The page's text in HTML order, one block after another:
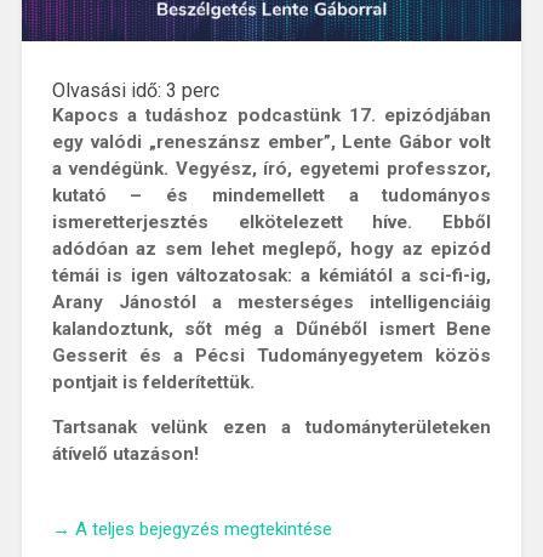
Olvasási idő: 3 perc
Kapocs a tudáshoz podcastünk 17. epizódjában
egy valódi „reneszánsz ember”, Lente Gábor volt
a vendégünk. Vegyész, író, egyetemi professzor,
kutató – és mindemellett a tudományos
ismeretterjesztés elkötelezett híve. Ebből
adódóan az sem lehet meglepő, hogy az epizód
témái is igen változatosak: a kémiától a sci-fi-ig,
Arany Jánostól a mesterséges intelligenciáig
kalandoztunk, sőt még a Dűnéből ismert Bene
Gesserit és a Pécsi Tudományegyetem közös
pontjait is felderítettük.
Tartsanak velünk ezen a tudományterületeken
átívelő utazáson!
„A
→ A teljes bejegyzés megtekintése